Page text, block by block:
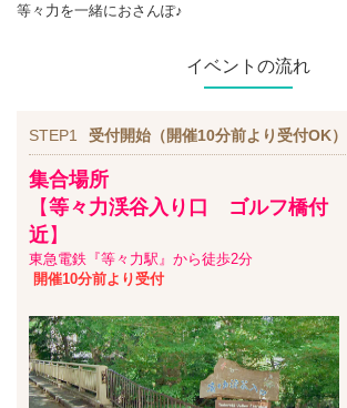
等々力を一緒におさんぽ♪
イベントの流れ
STEP1 受付開始（開催10分前より受付OK）
集合場所
【等々力渓谷入り口 ゴルフ橋付
近】
東急電鉄『等々力駅』から徒歩2分
開催10分前より受付